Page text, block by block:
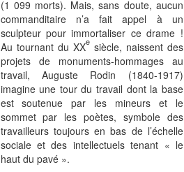
(1 099 morts). Mais, sans doute, aucun
commanditaire n’a fait appel à un
sculpteur pour immortaliser ce drame !
Au tournant du XXesiècle, naissent des
projets de monuments-hommages au
travail, Auguste Rodin (1840-1917)
imagine une tour du travail dont la base
est soutenue par les mineurs et le
sommet par les poètes, symbole des
travailleurs toujours en bas de l’échelle
sociale et des intellectuels tenant « le
haut du pavé ».